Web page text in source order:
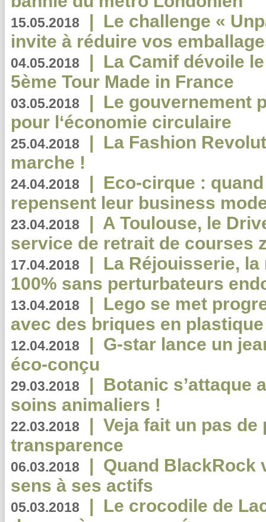
15.05.2018 | Le challenge «
invite à réduire vos
04.05.2018 | La Camif dévoile
5ème Tour Made in France
03.05.2018 | Le gouvernement
pour l‘économie circulaire
25.04.2018 | La Fashion
marche !
24.04.2018 | Eco-cirque :
repensent leur business
23.04.2018 | A Toulouse, le
service de retrait de courses
17.04.2018 | La Réjouisserie,
100% sans perturbateurs
13.04.2018 | Lego se met
avec des briques en
12.04.2018 | G-star lance un
éco-conçu
29.03.2018 | Botanic s’attaque
soins animaliers !
22.03.2018 | Veja fait un pas de
transparence
06.03.2018 | Quand BlackRock
sens à ses actifs
05.03.2018 | Le crocodile de